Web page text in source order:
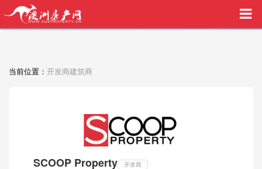
买家中介VIP服务，助您安心购房
当前位置： 开发商建筑商
SCOOP Property 开发商